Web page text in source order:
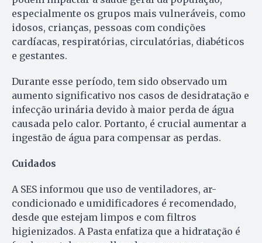
especialmente os grupos mais vulneráveis, como
idosos, crianças, pessoas com condições
cardíacas, respiratórias, circulatórias, diabéticos
e gestantes.
Durante esse período, tem sido observado um
aumento significativo nos casos de desidratação e
infecção urinária devido à maior perda de água
causada pelo calor. Portanto, é crucial aumentar a
ingestão de água para compensar as perdas.
Cuidados
A SES informou que uso de ventiladores, ar-
condicionado e umidificadores é recomendado,
desde que estejam limpos e com filtros
higienizados. A Pasta enfatiza que a hidratação é